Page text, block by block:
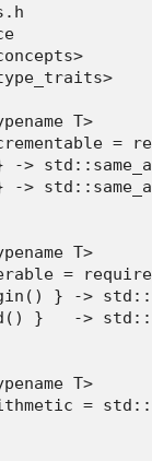
T>
=
->
->
T>
=
} ->
}   ->
T>
=